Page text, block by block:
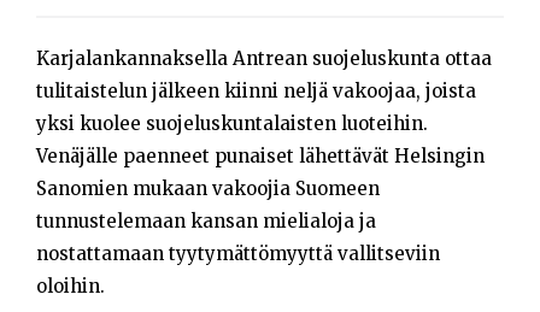
Karjalankannaksella Antrean suojeluskunta ottaa
tulitaistelun jälkeen kiinni neljä vakoojaa, joista
yksi kuolee suojeluskuntalaisten luoteihin.
Venäjälle paenneet punaiset lähettävät Helsingin
Sanomien mukaan vakoojia Suomeen
tunnustelemaan kansan mielialoja ja
nostattamaan tyytymättömyyttä vallitseviin
oloihin.